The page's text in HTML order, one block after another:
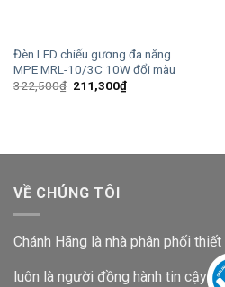
Đèn LED chiếu gương đa năng
MPE MRL-10/3C 10W đổi màu
322,500₫ Giá
211,300₫Giá
hiện
VỀ CHÚNG TÔI
Chánh Hãng là nhà phân phối
luôn là người đồng hành tin cậy